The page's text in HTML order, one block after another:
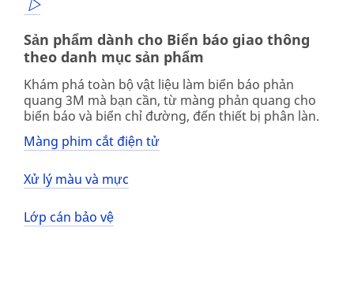
Sản phẩm dành cho Biển báo giao thông
theo danh mục sản phẩm
Khám phá toàn bộ vật liệu làm biển báo phản
quang 3M mà bạn cần, từ màng phản quang cho
biển báo và biển chỉ đường, đến thiết bị phân làn.
Màng phim cắt điện tử
Xử lý màu và mực
Lớp cán bảo vệ